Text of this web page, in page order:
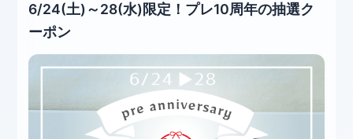
6/24(土)～28(水)限定！プレ10周年の抽選ク
ーポン